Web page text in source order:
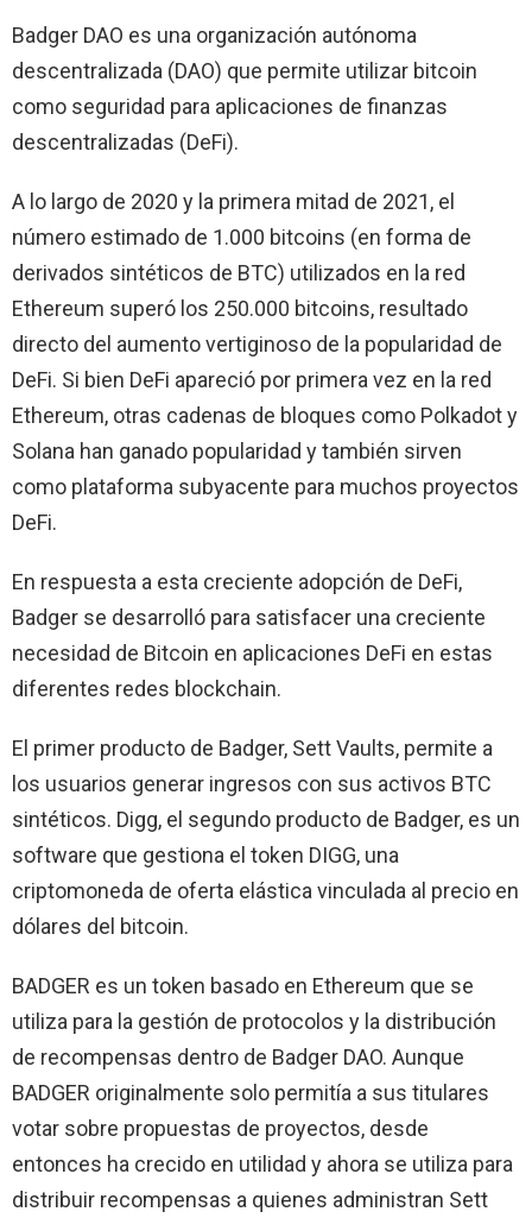
Badger DAO es una organización autónoma
descentralizada (DAO) que permite utilizar bitcoin
como seguridad para aplicaciones de finanzas
descentralizadas (DeFi).
A lo largo de 2020 y la primera mitad de 2021, el
número estimado de 1.000 bitcoins (en forma de
derivados sintéticos de BTC) utilizados en la red
Ethereum superó los 250.000 bitcoins, resultado
directo del aumento vertiginoso de la popularidad de
DeFi. Si bien DeFi apareció por primera vez en la red
Ethereum, otras cadenas de bloques como Polkadot y
Solana han ganado popularidad y también sirven
como plataforma subyacente para muchos proyectos
DeFi.
En respuesta a esta creciente adopción de DeFi,
Badger se desarrolló para satisfacer una creciente
necesidad de Bitcoin en aplicaciones DeFi en estas
diferentes redes blockchain.
El primer producto de Badger, Sett Vaults, permite a
los usuarios generar ingresos con sus activos BTC
sintéticos. Digg, el segundo producto de Badger, es un
software que gestiona el token DIGG, una
criptomoneda de oferta elástica vinculada al precio en
dólares del bitcoin.
BADGER es un token basado en Ethereum que se
utiliza para la gestión de protocolos y la distribución
de recompensas dentro de Badger DAO. Aunque
BADGER originalmente solo permitía a sus titulares
votar sobre propuestas de proyectos, desde
entonces ha crecido en utilidad y ahora se utiliza para
distribuir recompensas a quienes administran Sett